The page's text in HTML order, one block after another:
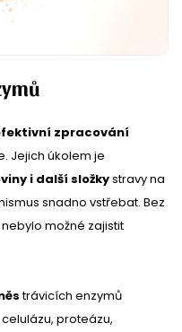
zpracování
Jejich úkolem je
i další složkystravy na
snadno vstřebat. Bez
možné zajistit
trávicích enzymů
proteázu,